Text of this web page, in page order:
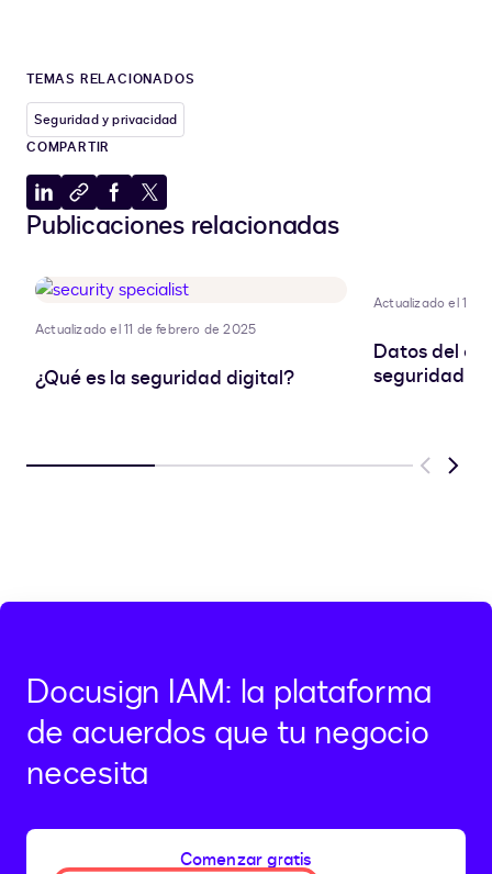
TEMAS RELACIONADOS
Seguridad y privacidad
COMPARTIR
Compartir
en
Copiar
al
Compartir
en
Compartir
en
Publicaciones relacionadas
Actualizado el 11 de febrero de 2025
¿Qué es la seguridad digital?
Actualizado el 11
Datos del
seguridad
Previous
Next
Docusign IAM: la plataforma
de acuerdos que tu negocio
necesita
Comenzar gratis